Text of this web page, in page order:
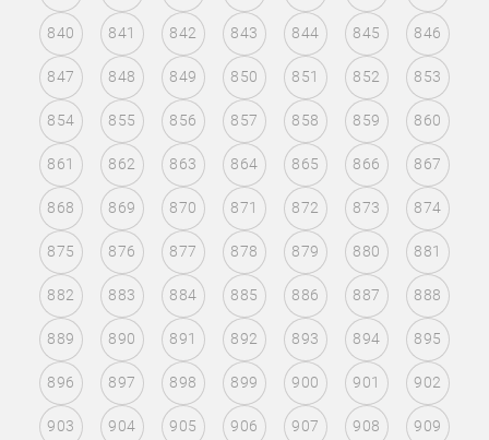
840 841 842 843 844 845 846
847 848 849 850 851 852 853
854 855 856 857 858 859 860
861 862 863 864 865 866 867
868 869 870 871 872 873 874
875 876 877 878 879 880 881
882 883 884 885 886 887 888
889 890 891 892 893 894 895
896 897 898 899 900 901 902
903 904 905 906 907 908 909